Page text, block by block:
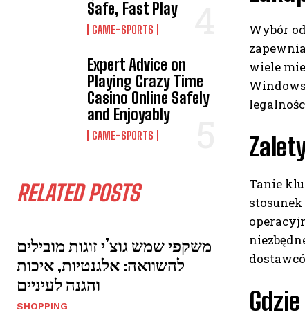
Safe, Fast Play
GAME-SPORTS
Expert Advice on
Playing Crazy Time
Casino Online Safely
and Enjoyably
GAME-SPORTS
RELATED POSTS
משקפי שמש גוצ’י זוגות מובילים
להשוואה: אלגנטיות, איכות
והגנה לעיניים
SHOPPING
Wybór
wiele
Tanie